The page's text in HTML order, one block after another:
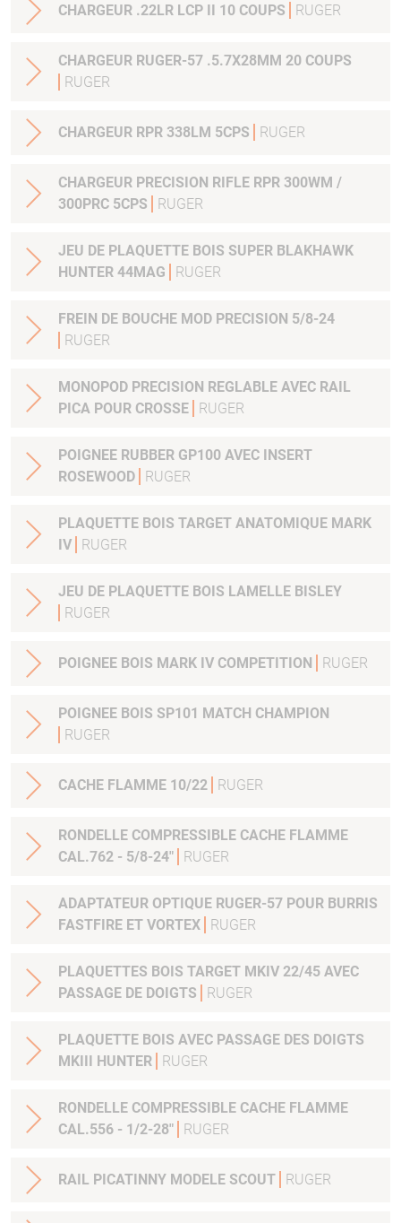
CHARGEUR .22LR LCP II 10 COUPS RUGER
CHARGEUR RUGER-57 .5.7X28MM 20 COUPS
RUGER
CHARGEUR RPR 338LM 5CPS RUGER
CHARGEUR PRECISION RIFLE RPR 300WM /
300PRC 5CPS
RUGER
JEU DE PLAQUETTE BOIS SUPER BLAKHAWK
HUNTER 44MAG
RUGER
FREIN DE BOUCHE MOD PRECISION 5/8-24
RUGER
MONOPOD PRECISION REGLABLE AVEC RAIL
PICA POUR CROSSE
RUGER
POIGNEE RUBBER GP100 AVEC INSERT
ROSEWOOD
RUGER
PLAQUETTE BOIS TARGET ANATOMIQUE MARK
IV
RUGER
JEU DE PLAQUETTE BOIS LAMELLE BISLEY
RUGER
POIGNEE BOIS MARK IV COMPETITION RUGER
POIGNEE BOIS SP101 MATCH CHAMPION
RUGER
CACHE FLAMME 10/22 RUGER
RONDELLE COMPRESSIBLE CACHE FLAMME
CAL.762 - 5/8-24"
RUGER
ADAPTATEUR OPTIQUE RUGER-57 POUR BURRIS
FASTFIRE ET VORTEX
RUGER
PLAQUETTES BOIS TARGET MKIV 22/45 AVEC
PASSAGE DE DOIGTS
RUGER
PLAQUETTE BOIS AVEC PASSAGE DES DOIGTS
MKIII HUNTER
RUGER
RONDELLE COMPRESSIBLE CACHE FLAMME
CAL.556 - 1/2-28"
RUGER
RAIL PICATINNY MODELE SCOUT RUGER